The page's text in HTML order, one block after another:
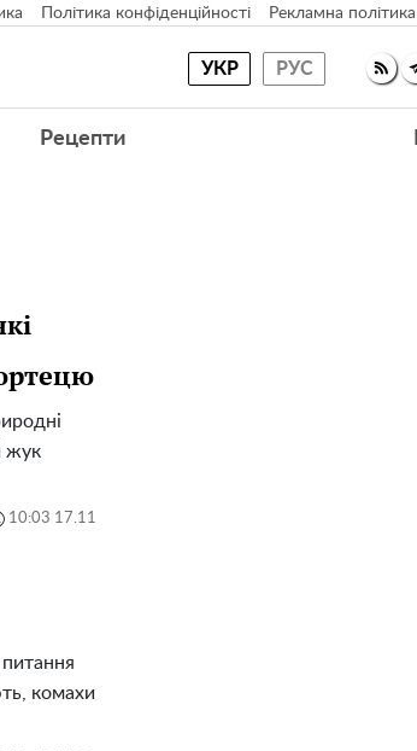
Політика конфіденційності Рекламна політика
УКР РУС
Рецепти
жук
10:03 17.11
комахи